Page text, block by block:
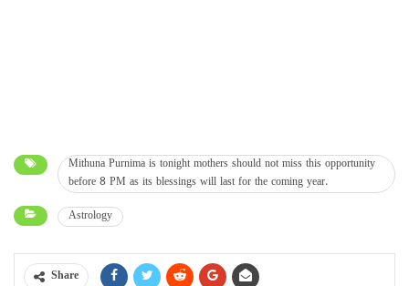
Mithuna Purnima is tonight mothers should not miss this opportunity
before 8 PM as its blessings will last for the coming year.
Astrology
Share